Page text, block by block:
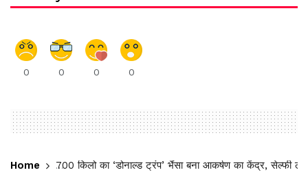
0 0 0 0
Home 700 किलो का ‘डोनाल्ड ट्रंप’ भैंसा बना आकर्षण का केंद्र, सेल्फी लेने